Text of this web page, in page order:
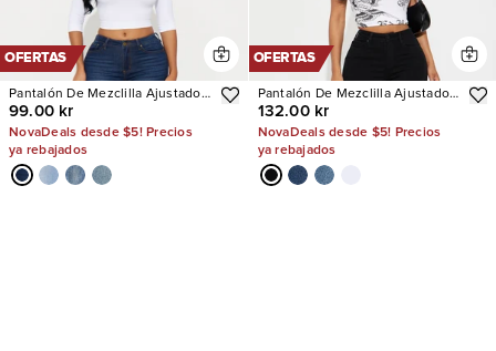
OFERTAS
Pantalón De Mezclilla Ajustado
Con Stretch She's Fire
99.00 kr
NovaDeals desde $5! Precios
ya rebajados
OFERTAS
Pantalón De Mezclilla Ajustado
Con Stretch Tall Vibe Check
Curvy
132.00 kr
NovaDeals desde $5! Precios
ya rebajados